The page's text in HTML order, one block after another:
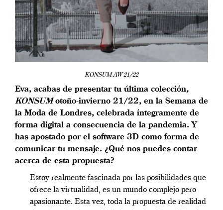
KONSUM AW 21/22
Eva, acabas de presentar tu última colección,
KONSUM otoño-invierno 21/22, en la Semana de
la Moda de Londres, celebrada íntegramente de
forma digital a consecuencia de la pandemia. Y
has apostado por el software 3D como forma de
comunicar tu mensaje. ¿Qué nos puedes contar
acerca de esta propuesta?
Estoy realmente fascinada por las posibilidades que
ofrece la virtualidad, es un mundo complejo pero
apasionante. Esta vez, toda la propuesta de realidad